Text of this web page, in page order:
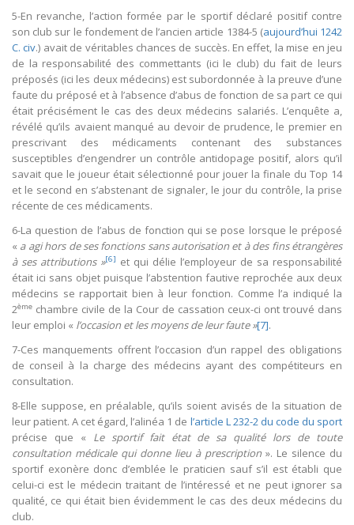
5-En revanche, l’action formée par le sportif déclaré positif contre
son club sur le fondement de l’ancien article 1384-5 (aujourd’hui 1242
C. civ.) avait de véritables chances de succès. En effet, la mise en jeu
de la responsabilité des commettants (ici le club) du fait de leurs
préposés (ici les deux médecins) est subordonnée à la preuve d’une
faute du préposé et à l’absence d’abus de fonction de sa part ce qui
était précisément le cas des deux médecins salariés. L’enquête a,
révélé qu’ils avaient manqué au devoir de prudence, le premier en
prescrivant des médicaments contenant des substances
susceptibles d’engendrer un contrôle antidopage positif, alors qu’il
savait que le joueur était sélectionné pour jouer la finale du Top 14
et le second en s’abstenant de signaler, le jour du contrôle, la prise
récente de ces médicaments.
6-La question de l’abus de fonction qui se pose lorsque le préposé
« a agi hors de ses fonctions sans autorisation et à des fins étrangères
à ses attributions »[6] et qui délie l’employeur de sa responsabilité
était ici sans objet puisque l’abstention fautive reprochée aux deux
médecins se rapportait bien à leur fonction. Comme l’a indiqué la
2ème chambre civile de la Cour de cassation ceux-ci ont trouvé dans
leur emploi « l’occasion et les moyens de leur faute »[7].
7-Ces manquements offrent l’occasion d’un rappel des obligations
de conseil à la charge des médecins ayant des compétiteurs en
consultation.
8-Elle suppose, en préalable, qu’ils soient avisés de la situation de
leur patient. A cet égard, l’alinéa 1 de l’article L 232-2 du code du sport
précise que « Le sportif fait état de sa qualité lors de toute
consultation médicale qui donne lieu à prescription ». Le silence du
sportif exonère donc d’emblée le praticien sauf s’il est établi que
celui-ci est le médecin traitant de l’intéressé et ne peut ignorer sa
qualité, ce qui était bien évidemment le cas des deux médecins du
club.